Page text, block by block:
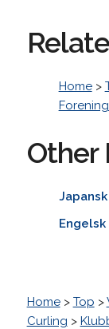
Home>
Other
Japansk
Engelsk
Home> Top >
Curling >